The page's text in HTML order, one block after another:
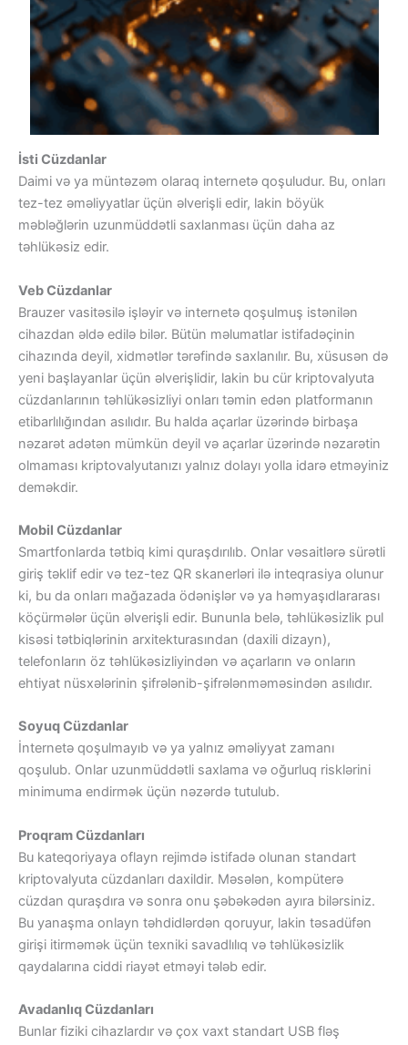
İsti Cüzdanlar
Daimi və ya müntəzəm olaraq internetə qoşuludur. Bu, onları
tez-tez əməliyyatlar üçün əlverişli edir, lakin böyük
məbləğlərin uzunmüddətli saxlanması üçün daha az
təhlükəsiz edir.
Veb Cüzdanlar
Brauzer vasitəsilə işləyir və internetə qoşulmuş istənilən
cihazdan əldə edilə bilər. Bütün məlumatlar istifadəçinin
cihazında deyil, xidmətlər tərəfində saxlanılır. Bu, xüsusən də
yeni başlayanlar üçün əlverişlidir, lakin bu cür kriptovalyuta
cüzdanlarının təhlükəsizliyi onları təmin edən platformanın
etibarlılığından asılıdır. Bu halda açarlar üzərində birbaşa
nəzarət adətən mümkün deyil və açarlar üzərində nəzarətin
olmaması kriptovalyutanızı yalnız dolayı yolla idarə etməyiniz
deməkdir.
Mobil Cüzdanlar
Smartfonlarda tətbiq kimi quraşdırılıb. Onlar vəsaitlərə sürətli
giriş təklif edir və tez-tez QR skanerləri ilə inteqrasiya olunur
ki, bu da onları mağazada ödənişlər və ya həmyaşıdlararası
köçürmələr üçün əlverişli edir. Bununla belə, təhlükəsizlik pul
kisəsi tətbiqlərinin arxitekturasından (daxili dizayn),
telefonların öz təhlükəsizliyindən və açarların və onların
ehtiyat nüsxələrinin şifrələnib-şifrələnməməsindən asılıdır.
Soyuq Cüzdanlar
İnternetə qoşulmayıb və ya yalnız əməliyyat zamanı
qoşulub. Onlar uzunmüddətli saxlama və oğurluq risklərini
minimuma endirmək üçün nəzərdə tutulub.
Proqram Cüzdanları
Bu kateqoriyaya oflayn rejimdə istifadə olunan standart
kriptovalyuta cüzdanları daxildir. Məsələn, kompüterə
cüzdan quraşdıra və sonra onu şəbəkədən ayıra bilərsiniz.
Bu yanaşma onlayn təhdidlərdən qoruyur, lakin təsadüfən
girişi itirməmək üçün texniki savadlılıq və təhlükəsizlik
qaydalarına ciddi riayət etməyi tələb edir.
Avadanlıq Cüzdanları
Bunlar fiziki cihazlardır və çox vaxt standart USB fləş